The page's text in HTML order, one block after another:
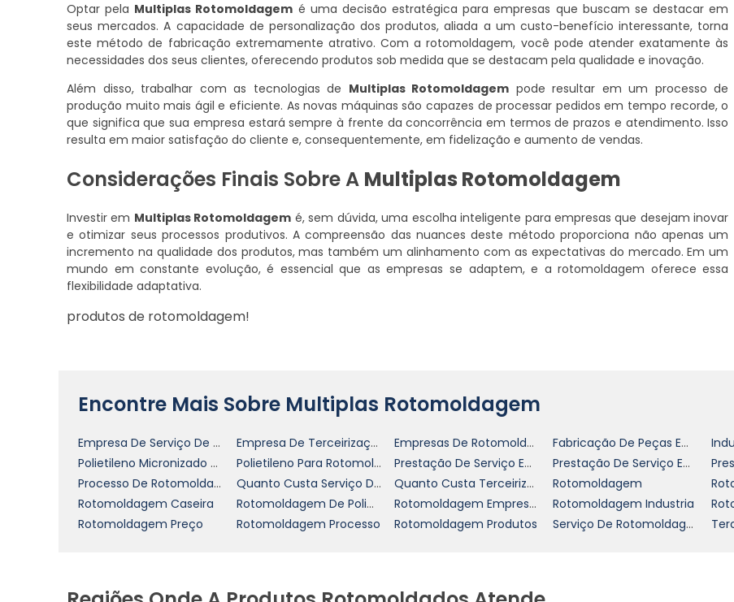
Optar pela Multiplas Rotomoldagem é uma decisão estratégica para empresas que buscam se destacar em
seus mercados. A capacidade de personalização dos produtos, aliada a um custo-benefício interessante, torna
este método de fabricação extremamente atrativo. Com a rotomoldagem, você pode atender exatamente às
necessidades dos seus clientes, oferecendo produtos sob medida que se destacam pela qualidade e inovação.
Além disso, trabalhar com as tecnologias de Multiplas Rotomoldagem pode resultar em um processo de
produção muito mais ágil e eficiente. As novas máquinas são capazes de processar pedidos em tempo recorde, o
que significa que sua empresa estará sempre à frente da concorrência em termos de prazos e atendimento. Isso
resulta em maior satisfação do cliente e, consequentemente, em fidelização e aumento de vendas.
Considerações Finais Sobre A Multiplas Rotomoldagem
Investir em Multiplas Rotomoldagem é, sem dúvida, uma escolha inteligente para empresas que desejam inovar
e otimizar seus processos produtivos. A compreensão das nuances deste método proporciona não apenas um
incremento na qualidade dos produtos, mas também um alinhamento com as expectativas do mercado. Em um
mundo em constante evolução, é essencial que as empresas se adaptem, e a rotomoldagem oferece essa
flexibilidade adaptativa.
produtos de rotomoldagem!
Encontre Mais Sobre Multiplas Rotomoldagem
Empresa De Serviço De Rotomoldagem Empresa De Terceirização De Rotomoldagem Empresas De Rotomoldagem Fabricação De Peças Em Rotomoldagem
Polietileno Micronizado Para Rotomoldagem
Polietileno Para Rotomoldagem Prestação De Serviço Em Rotomoldagem Prestação De Serviço Em Rotomoldagem Preço
Processo De Rotomoldagem De Plasticos
Quanto Custa Serviço De Rotomoldagem Quanto Custa Terceirização De Rotomoldagem Rotomoldagem
Rotomoldagem Caseira
Rotomoldagem De Polimeros Rotomoldagem Empresas Rotomoldagem Industria
Rotomoldagem Preço
Rotomoldagem Processo Rotomoldagem Produtos Serviço De Rotomoldagem